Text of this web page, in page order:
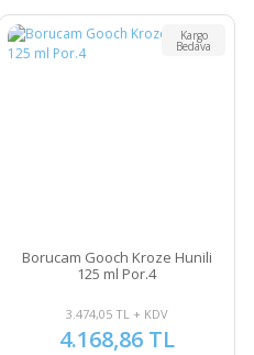
Kargo
Bedava
Borucam Gooch Kroze Hunili
125 ml Por.4
3.474,05 TL + KDV
4.168,86 TL